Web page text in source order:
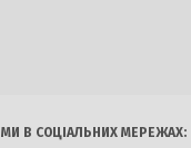
МИ В СОЦІАЛЬНИХ МЕРЕЖАХ: